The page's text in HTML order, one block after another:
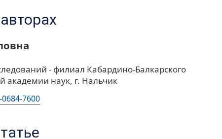
- филиал Кабардино-Балкарского
академии наук, г. Нальчик
7600